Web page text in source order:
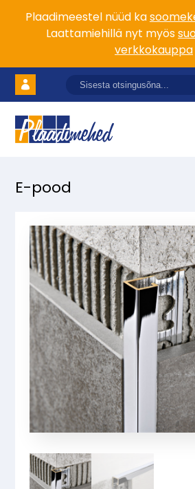
Plaadimeestel nüüd ka
Laattamiehillä nyt myös
verkkokauppa
E-pood